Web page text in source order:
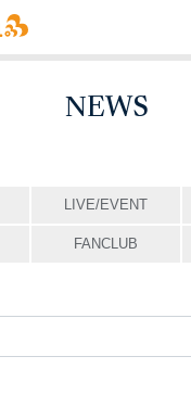
NEWS
LIVE/EVENT
FANCLUB